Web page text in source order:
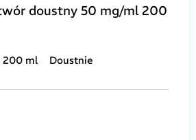
doustny 50 mg/ml 200
200 ml Doustnie